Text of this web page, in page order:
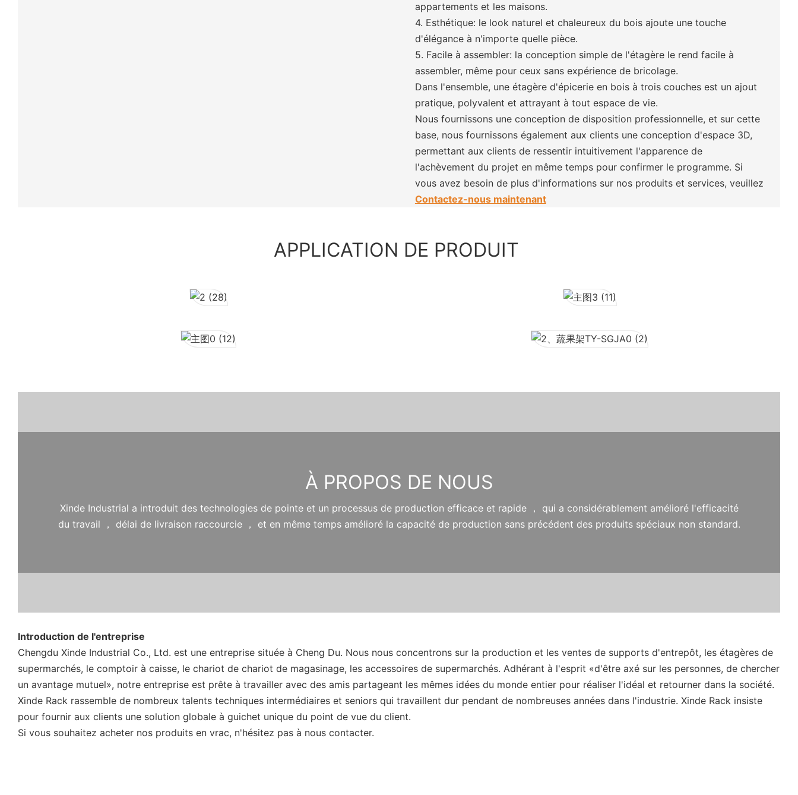
appartements et les maisons.
4. Esthétique: le look naturel et chaleureux du bois ajoute une touche
d'élégance à n'importe quelle pièce.
5. Facile à assembler: la conception simple de l'étagère le rend facile à
assembler, même pour ceux sans expérience de bricolage.
Dans l'ensemble, une étagère d'épicerie en bois à trois couches est un ajout
pratique, polyvalent et attrayant à tout espace de vie.
Nous fournissons une conception de disposition professionnelle, et sur cette
base, nous fournissons également aux clients une conception d'espace 3D,
permettant aux clients de ressentir intuitivement l'apparence de
l'achèvement du projet en même temps pour confirmer le programme. Si
vous avez besoin de plus d'informations sur nos produits et services, veuillez
Contactez-nous maintenant
APPLICATION DE PRODUIT
À PROPOS DE NOUS
Xinde Industrial a introduit des technologies de pointe et un processus de production efficace et rapide ， qui a considérablement amélioré l'efficacité
du travail ， délai de livraison raccourcie ， et en même temps amélioré la capacité de production sans précédent des produits spéciaux non standard.
Introduction de l'entreprise
Chengdu Xinde Industrial Co., Ltd. est une entreprise située à Cheng Du. Nous nous concentrons sur la production et les ventes de supports d'entrepôt, les étagères de
supermarchés, le comptoir à caisse, le chariot de chariot de magasinage, les accessoires de supermarchés. Adhérant à l'esprit «d'être axé sur les personnes, de chercher
un avantage mutuel», notre entreprise est prête à travailler avec des amis partageant les mêmes idées du monde entier pour réaliser l'idéal et retourner dans la société.
Xinde Rack rassemble de nombreux talents techniques intermédiaires et seniors qui travaillent dur pendant de nombreuses années dans l'industrie. Xinde Rack insiste
pour fournir aux clients une solution globale à guichet unique du point de vue du client.
Si vous souhaitez acheter nos produits en vrac, n'hésitez pas à nous contacter.